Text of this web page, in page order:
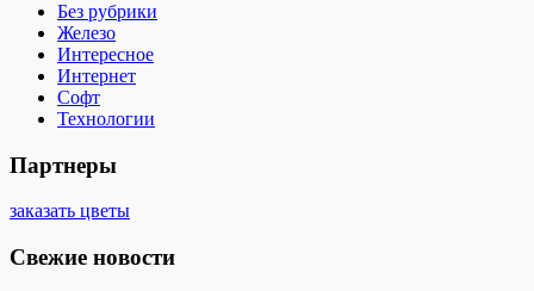
Без рубрики
Железо
Интересное
Интернет
Софт
Технологии
Партнеры
заказать цветы
Свежие новости